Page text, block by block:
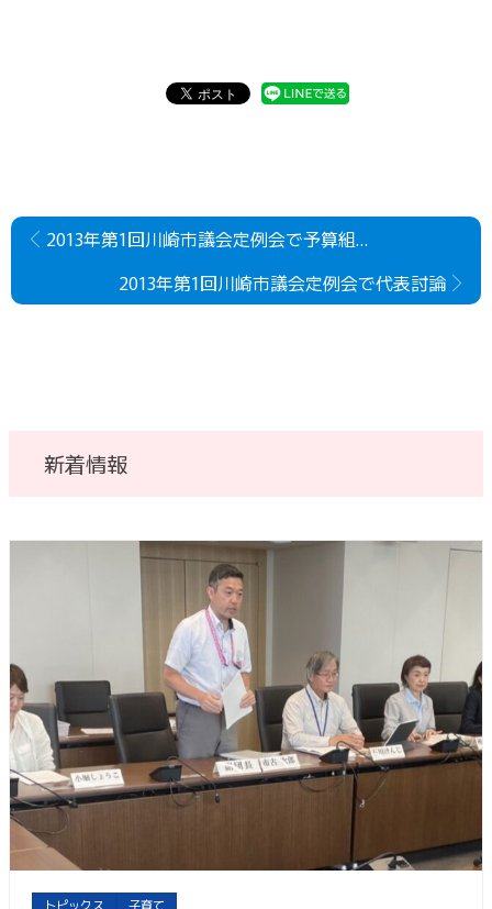
2013年第1回川崎市議会定例会で予算組替え動議の提案説明
2013年第1回川崎市議会定例会で代表討論
新着情報
トピックス 子育て